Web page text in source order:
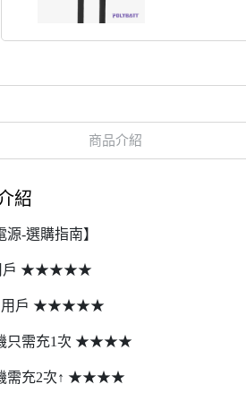
商品介紹
紹
源-選購指南】
戶 ★★★★★
用戶 ★★★★★
只需充1次 ★★★★
需充2次↑ ★★★★